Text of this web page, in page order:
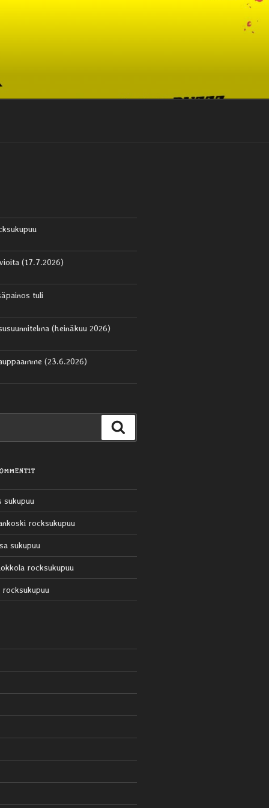
(17.7.2026)
tuli
(heinäkuu 2026)
(23.6.2026)
sukupuu
rocksukupuu
sukupuu
rocksukupuu